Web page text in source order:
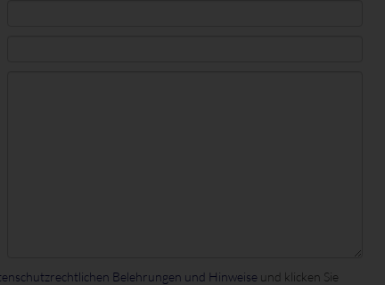
Belehrungen und Hinweise und klicken Sie